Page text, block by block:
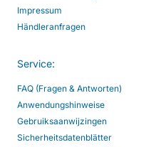
Impressum
Händleranfragen
Service:
FAQ (Fragen & Antworten)
Anwendungshinweise
Gebruiksaanwijzingen
Sicherheitsdatenblätter